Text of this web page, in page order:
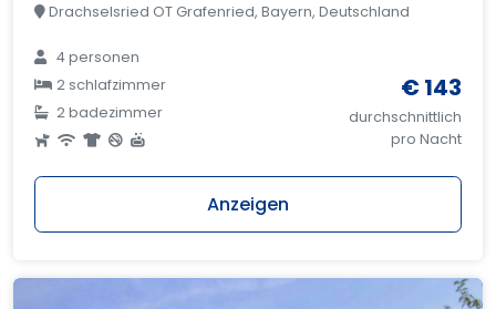
Drachselsried OT Grafenried, Bayern, Deutschland
4 personen
2 schlafzimmer
2 badezimmer
€ 143
durchschnittlich
pro Nacht
Anzeigen